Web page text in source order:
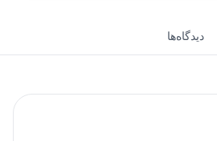
دیدگاه‌ها